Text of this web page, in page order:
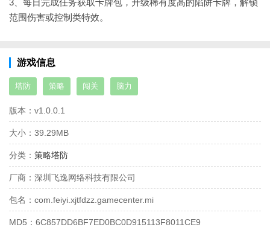
3、每日完成任务获取卡牌包，升级稀有度高的陷阱卡牌，解锁
范围伤害或控制类特效。
游戏信息
塔防 策略 闯关 脑力
版本： v1.0.0.1
大小： 39.29MB
分类： 策略塔防
厂商： 深圳飞逸网络科技有限公司
包名： com.feiyi.xjtfdzz.gamecenter.mi
MD5： 6C857DD6BF7ED0BC0D915113F8011CE9